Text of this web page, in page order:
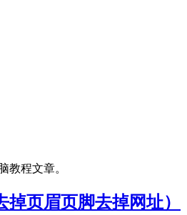
教程文章。
页眉页脚去掉网址）